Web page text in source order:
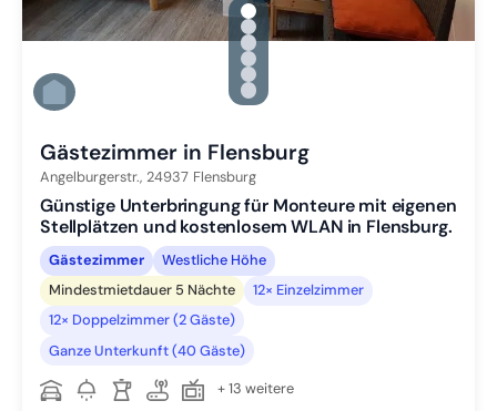
gallery.slide_selector
Zu Slide 1 wechseln
Zu Slide 2 wechseln
Zu Slide 3 wechseln
Zu Slide 4 wechseln
Zu Slide 5 wechseln
Zu Slide 6 wechseln
Gästezimmer in Flensburg
Angelburgerstr., 24937 Flensburg
Günstige Unterbringung für Monteure mit eigenen
Stellplätzen und kostenlosem WLAN in Flensburg.
Gästezimmer
Westliche Höhe
Mindestmietdauer 5 Nächte
12× Einzelzimmer
12× Doppelzimmer (2 Gäste)
Ganze Unterkunft (40 Gäste)
+ 13 weitere